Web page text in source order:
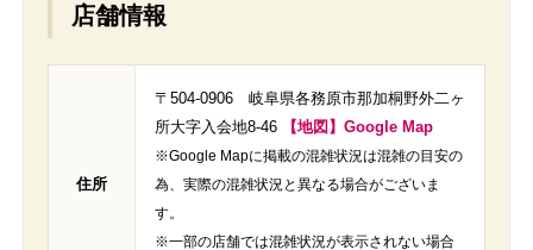
店舗情報
住所
〒504-0906 岐阜県各務原市那加桐野外二ヶ
所大字入会地8-46
【地図】Google Map
※Google Mapに掲載の混雑状況は混雑の目安の
為、実際の混雑状況と異なる場合がございま
す。
※一部の店舗では混雑状況が表示されない場合